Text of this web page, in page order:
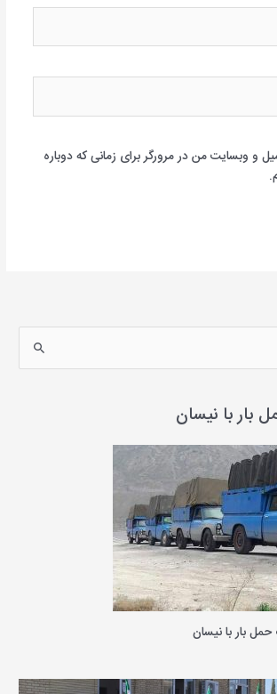
و وبسایت من در مرورگر برای زمانی که دوباره
بار با نیسان
بار با نیسان